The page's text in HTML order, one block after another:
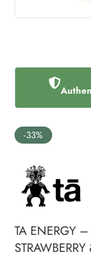
-33%
TA ENERGY